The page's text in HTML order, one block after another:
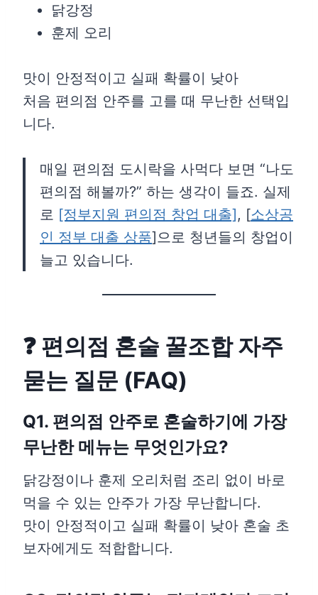
닭강정
훈제 오리
맛이 안정적이고 실패 확률이 낮아
처음 편의점 안주를 고를 때 무난한 선택입
니다.
매일 편의점 도시락을 사먹다 보면 “나도
편의점 해볼까?” 하는 생각이 들죠. 실제
로 [정부지원 편의점 창업 대출], [소상공
인 정부 대출 상품]으로 청년들의 창업이
늘고 있습니다.
❓ 편의점 혼술 꿀조합 자주
묻는 질문 (FAQ)
Q1. 편의점 안주로 혼술하기에 가장
무난한 메뉴는 무엇인가요?
닭강정이나 훈제 오리처럼 조리 없이 바로
먹을 수 있는 안주가 가장 무난합니다.
맛이 안정적이고 실패 확률이 낮아 혼술 초
보자에게도 적합합니다.